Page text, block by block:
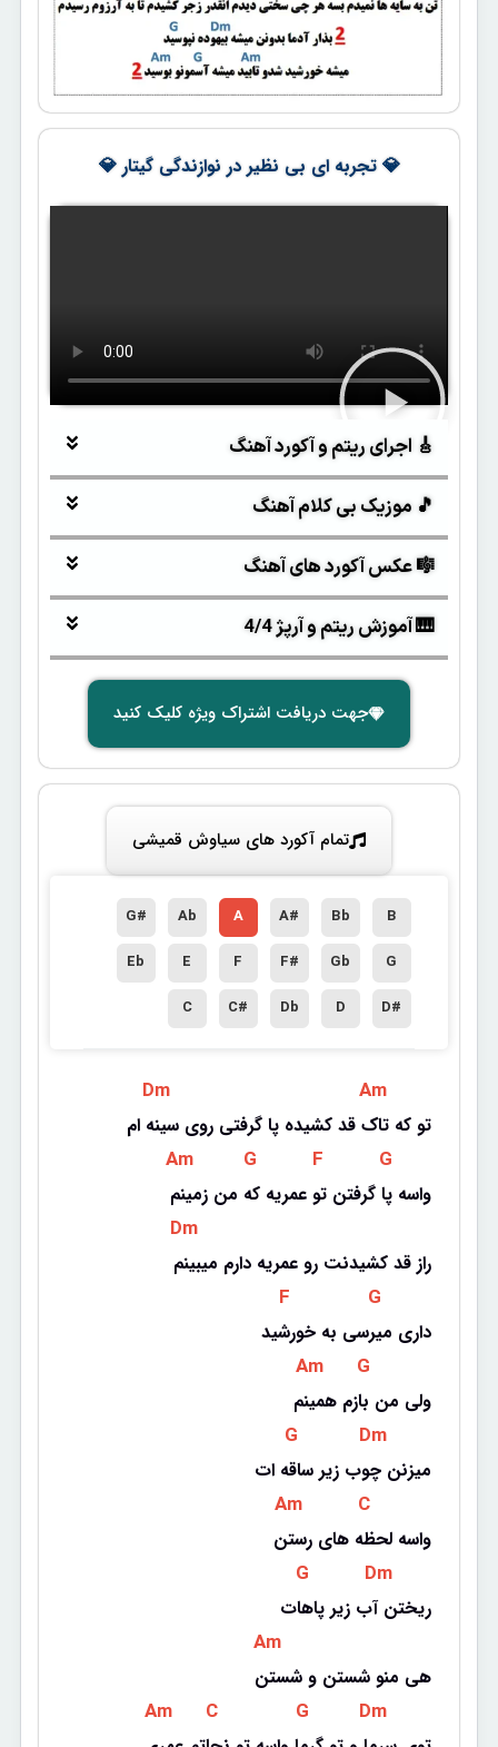
💎 تجربه ای بی نظیر در نوازندگی گیتار 💎
🎸 اجرای ریتم و آکورد آهنگ
🎵 موزیک بی کلام آهنگ
🎼 عکس آکورد های آهنگ
🎹 آموزش ریتم و آرپژ 4/4
جهت دریافت اشتراک ویژه کلیک کنید
تمام آکورد های سیاوش قمیشی
B
Bb
A#
A
Ab
G#
G
Gb
F#
F
E
Eb
D#
D
Db
C#
C
Dm Am
تو که تاک قد کشیده پا گرفتی روی سینه ام
Am G F G
واسه پا گرفتن تو عمریه که من زمینم
Dm
راز قد کشیدنت رو عمریه دارم میبینم
F G
داری میرسی به خورشید
Am G
ولی من بازم همینم
G Dm
میزنن چوب زیر ساقه ات
Am C
واسه لحظه های رستن
G Dm
ریختن آب زیر پاهات
Am
هی منو شستن و شستن
Am C G Dm